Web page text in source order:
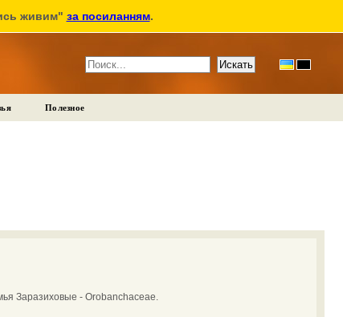
живим" за посиланням.
Полезное
Заразиховые - Orobanchaceae.